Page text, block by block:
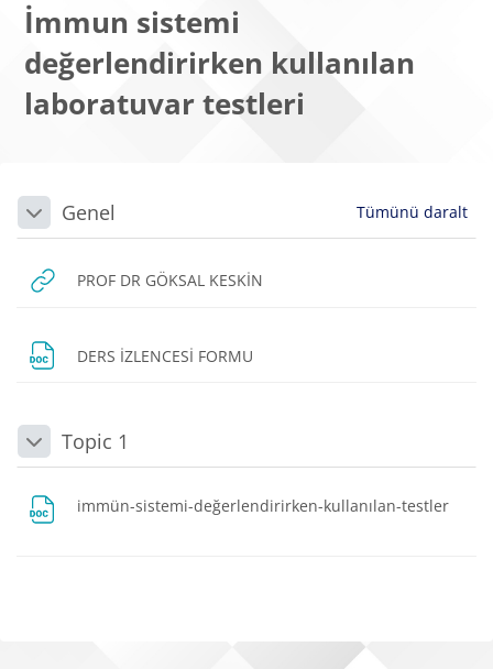
İmmun sistemi
değerlendirirken kullanılan
laboratuvar testleri
Bloklar
Bölüm anahatları
DaraltGenel Tümünü daralt
PROF DR GÖKSAL KESKİN
DERS İZLENCESİ FORMU
DaraltTopic 1
immün-sistemi-değerlendirirken-kullanılan-testlerDosya